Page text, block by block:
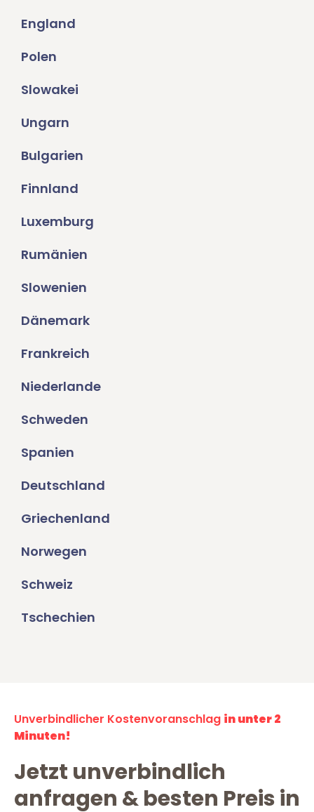
England
Polen
Slowakei
Ungarn
Bulgarien
Finnland
Luxemburg
Rumänien
Slowenien
Dänemark
Frankreich
Niederlande
Schweden
Spanien
Deutschland
Griechenland
Norwegen
Schweiz
Tschechien
Unverbindlicher Kostenvoranschlag in unter 2
Minuten!
Jetzt unverbindlich
anfragen & besten Preis in